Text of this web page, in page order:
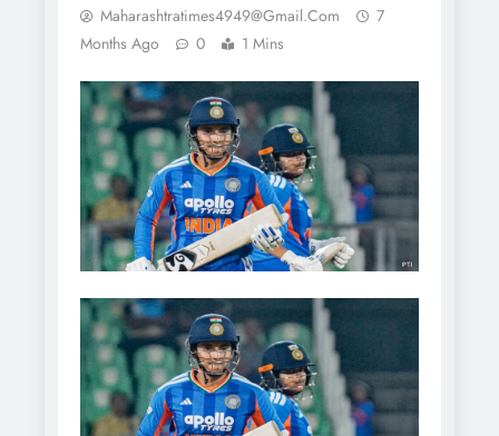
Maharashtratimes4949@gmail.com
7
Months Ago
0 1 Mins